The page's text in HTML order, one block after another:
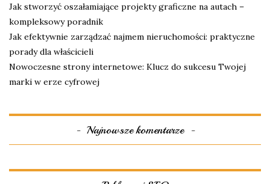
Jak stworzyć oszałamiające projekty graficzne na autach –
kompleksowy poradnik
Jak efektywnie zarządzać najmem nieruchomości: praktyczne
porady dla właścicieli
Nowoczesne strony internetowe: Klucz do sukcesu Twojej
marki w erze cyfrowej
Najnowsze komentarze